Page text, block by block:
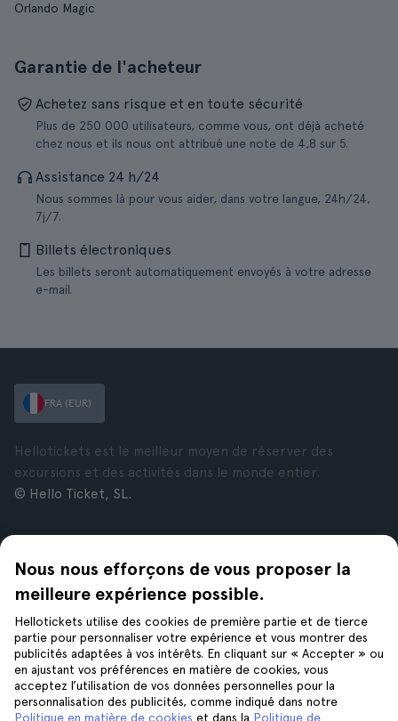
Orlando Magic
Garantie de l'acheteur
Achetez sans risque et en toute sécurité
Plus de 250 000 utilisateurs, comme vous, ont déjà acheté
chez nous et ils nous ont attribué une note de 4,8 sur 5.
Assistance 24 h/24
Nous sommes là pour vous aider, dans votre langue, 24h/24,
7j/7.
Billets électroniques
Les billets seront automatiquement envoyés à votre adresse
e-mail.
Nous nous efforçons de vous proposer la
meilleure expérience possible.
Hellotickets utilise des cookies de première partie et de tierce
partie pour personnaliser votre expérience et vous montrer des
publicités adaptées à vos intérêts. En cliquant sur « Accepter » ou
en ajustant vos préférences en matière de cookies, vous
acceptez l’utilisation de vos données personnelles pour la
personnalisation des publicités, comme indiqué dans notre
Politique en matière de cookies et dans la Politique de
FRA (EUR)
Hellotickets est le meilleur moyen de réserver des
excursions et des activités dans le monde entier.
© Hello Ticket, SL.
À propos de nous
Offres d’emploi
Avis
Confidentialité
Conditions générales
Mentions Légales
Cookies
New York
Rome
Londres
Grenade
Cracovie
Tenerife